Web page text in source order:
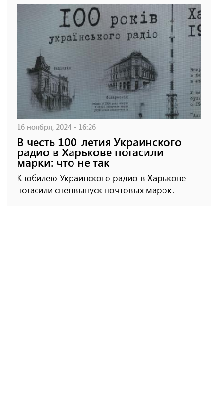
16 ноября, 2024 - 16:26
В честь 100-летия Украинского
радио в Харькове погасили
марки: что не так
К юбилею Украинского радио в Харькове
погасили спецвыпуск почтовых марок.